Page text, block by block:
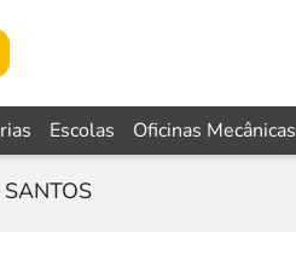
Escolas Oficinas Mecânicas